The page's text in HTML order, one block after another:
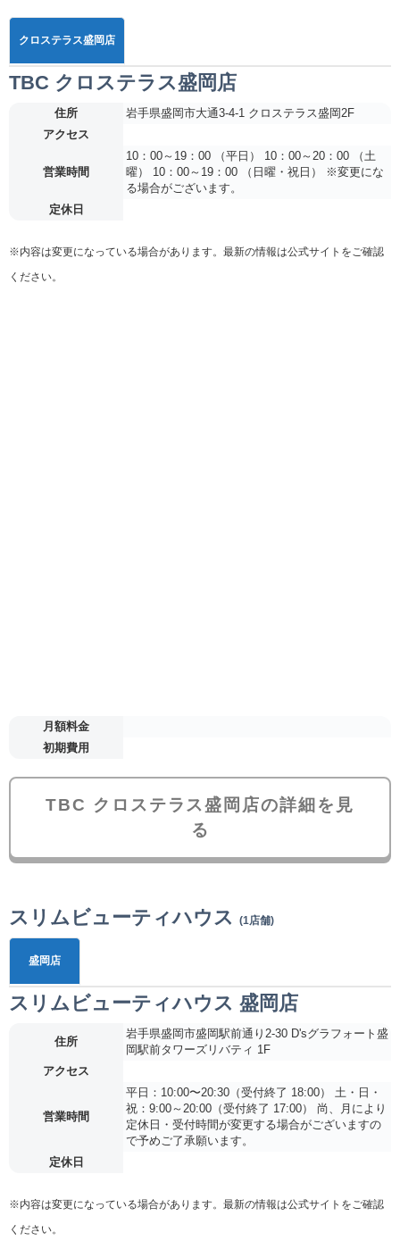
クロステラス盛岡店
TBC クロステラス盛岡店
住所
岩手県盛岡市大通3-4-1 クロステラス盛岡2F
アクセス
営業時間
10：00～19：00 （平日） 10：00～20：00 （土
曜） 10：00～19：00 （日曜・祝日） ※変更にな
る場合がございます。
定休日
※内容は変更になっている場合があります。最新の情報は公式サイトをご確認
ください。
月額料金
初期費用
TBC クロステラス盛岡店の詳細を見
る
スリムビューティハウス (1店舗)
盛岡店
スリムビューティハウス 盛岡店
住所
岩手県盛岡市盛岡駅前通り2-30 D'sグラフォート盛
岡駅前タワーズリバティ 1F
アクセス
営業時間
平日：10:00〜20:30（受付終了 18:00） 土・日・
祝：9:00～20:00（受付終了 17:00） 尚、月により
定休日・受付時間が変更する場合がございますの
で予めご了承願います。
定休日
※内容は変更になっている場合があります。最新の情報は公式サイトをご確認
ください。